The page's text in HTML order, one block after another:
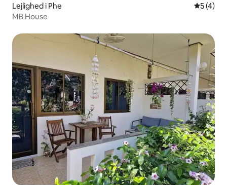
Lejlighed i Phe 5 ud af 5
5 (4)
MB House